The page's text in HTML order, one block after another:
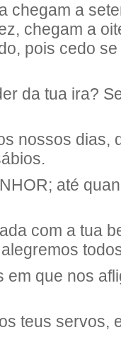
chegam a
chegam a
pois cedo
da tua ira?
nossos dias,
até
com a tua
em que nos
teus servos,